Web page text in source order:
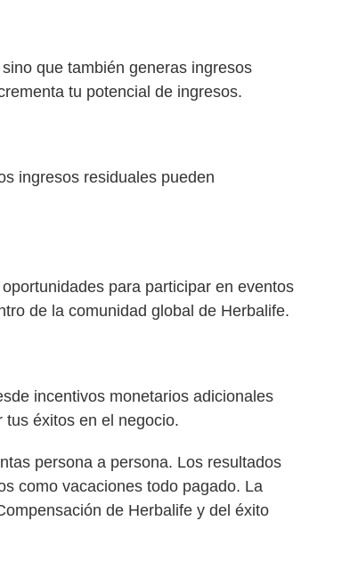
que también generas ingresos
tu potencial de ingresos.
ingresos residuales pueden
para participar en eventos
de la comunidad global de Herbalife.
incentivos monetarios adicionales
éxitos en el negocio.
persona a persona. Los resultados
como vacaciones todo pagado. La
de Herbalife y del éxito